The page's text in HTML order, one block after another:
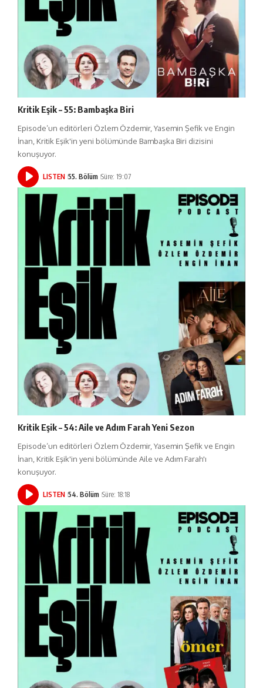
Kritik Eşik – 55: Bambaşka Biri
Episode’un editörleri Özlem Özdemir, Yasemin Şefik ve Engin
İnan, Kritik Eşik'in yeni bölümünde Bambaşka Biri dizisini
konuşuyor.
LISTEN 55. Bölüm Süre: 19:07
Kritik Eşik – 54: Aile ve Adım Farah Yeni Sezon
Episode’un editörleri Özlem Özdemir, Yasemin Şefik ve Engin
İnan, Kritik Eşik'in yeni bölümünde Aile ve Adım Farah'ı
konuşuyor.
LISTEN 54. Bölüm Süre: 18:18